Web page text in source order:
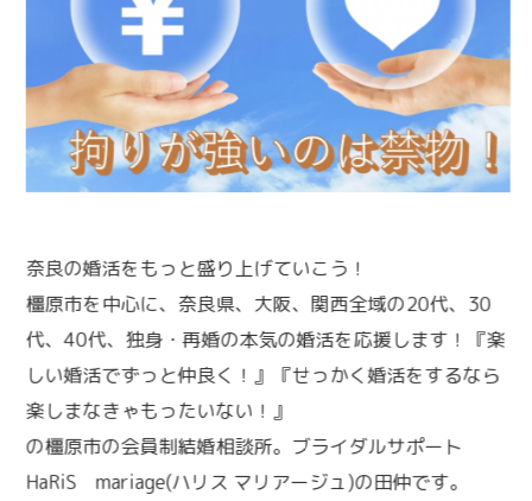
奈良の婚活をもっと盛り上げていこう！
橿原市を中心に、奈良県、大阪、関西全域の20代、30
代、40代、独身・再婚の本気の婚活を応援します！『楽
しい婚活でずっと仲良く！』『せっかく婚活をするなら
楽しまなきゃもったいない！』
の橿原市の会員制結婚相談所。ブライダルサポート
HaRiS mariage(ハリス マリアージュ)の田仲です。